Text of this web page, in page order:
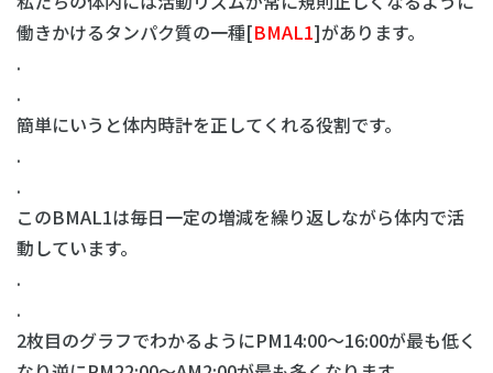
働きかけるタンパク質の一種[BMAL1]があります。
.
.
簡単にいうと体内時計を正してくれる役割です。
.
.
このBMAL1は毎日一定の増減を繰り返しながら体内で活
動しています。
.
.
2枚目のグラフでわかるようにPM14:00〜16:00が最も低く